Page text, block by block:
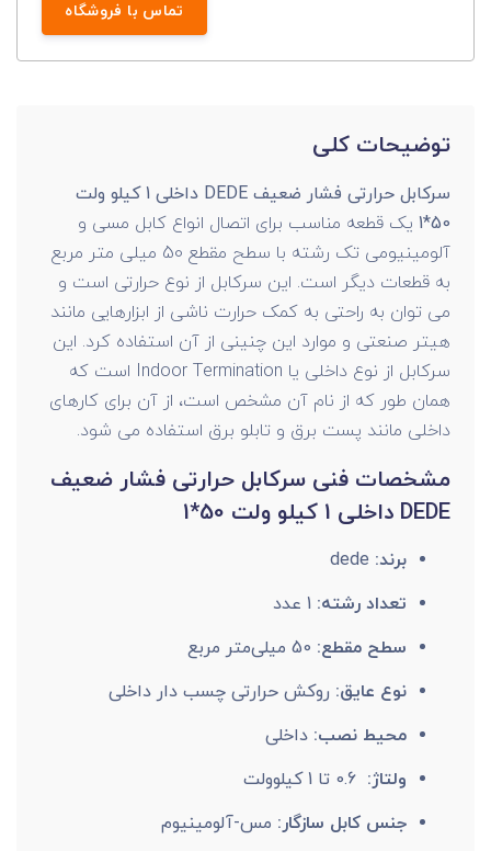
تماس با فروشگاه
توضیحات کلی
سرکابل حرارتی فشار ضعیف DEDE داخلی 1 کیلو ولت
50*1
یک قطعه مناسب برای اتصال انواع کابل مسی و
آلومینیومی تک رشته با سطح مقطع 50 میلی متر مربع
به قطعات دیگر است. این سرکابل از نوع حرارتی است و
می توان به راحتی به کمک حرارت ناشی از ابزارهایی مانند
هیتر صنعتی و موارد این چنینی از آن استفاده کرد. این
سرکابل از نوع داخلی یا Indoor Termination است که
همان طور که از نام آن مشخص است، از آن برای کارهای
داخلی مانند پست برق و تابلو برق استفاده می شود.
مشخصات فنی سرکابل حرارتی فشار ضعیف
DEDE داخلی 1 کیلو ولت 50*1
برند:
تعداد رشته: 1 عدد
سطح مقطع:
نوع عایق: روکش حرارتی چسب دار داخلی
محیط نصب: داخلی
ولتاژ: 0.6 تا 1 کیلوولت
جنس کابل سازگار: مس-آلومینیوم